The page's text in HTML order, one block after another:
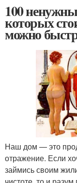
100
которых
можно
Наш дом — это
отражение. Если
займись своим